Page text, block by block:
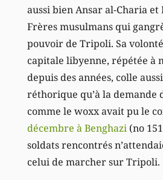
aussi bien Ansar al-Charia et
Frères musulmans qui
pouvoir de Tripoli. Sa
capitale libyenne, répétée à
depuis des années, colle
réthorique qu’à la demande
comme le woxx avait pu le
décembre à Benghazi(no
soldats rencontrés
celui de marcher sur Tripoli.